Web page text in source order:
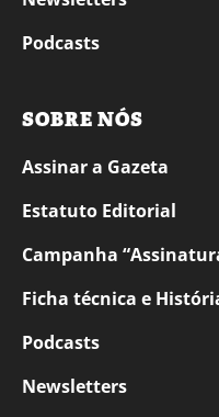
Podcasts
SOBRE NÓS
Assinar a Gazeta
Estatuto Editorial
Campanha
Ficha técnica e
Podcasts
Newsletters